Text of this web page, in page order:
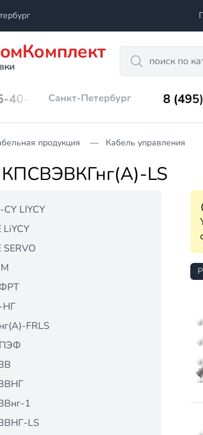
Search
40-45 Санкт-Петербург 8
продукция Кабель управления
КПСВЭВКГнг(А)-LS
CY LIYCY
LiYCY
SERVO
НГ
FRLS
1
LS